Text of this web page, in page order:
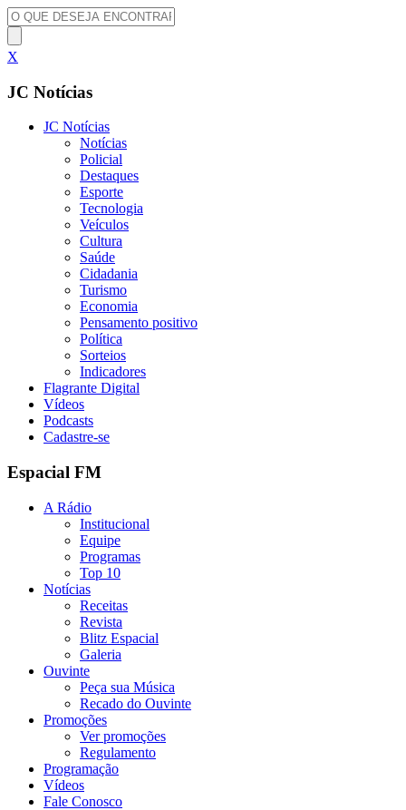
X
JC Notícias
JC Notícias
Notícias
Policial
Destaques
Esporte
Tecnologia
Veículos
Cultura
Saúde
Cidadania
Turismo
Economia
Pensamento positivo
Política
Sorteios
Indicadores
Flagrante Digital
Vídeos
Podcasts
Cadastre-se
Espacial FM
A Rádio
Institucional
Equipe
Programas
Top 10
Notícias
Receitas
Revista
Blitz Espacial
Galeria
Ouvinte
Peça sua Música
Recado do Ouvinte
Promoções
Ver promoções
Regulamento
Programação
Vídeos
Fale Conosco